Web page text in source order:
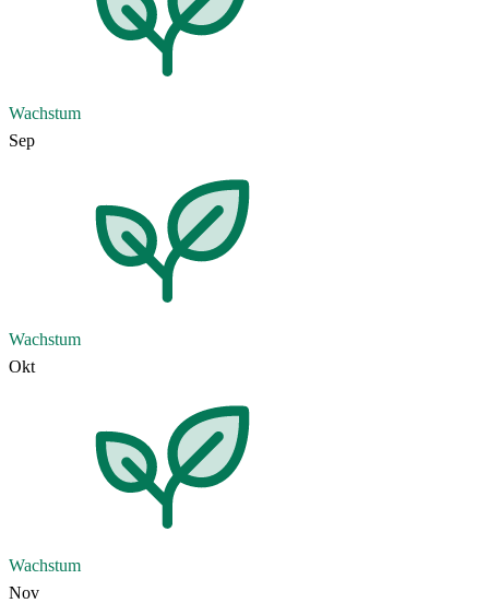
Wachstum
Sep
Wachstum
Okt
Wachstum
Nov